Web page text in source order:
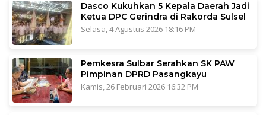
Dasco Kukuhkan 5 Kepala Daerah Jadi
Ketua DPC Gerindra di Rakorda Sulsel
Selasa, 4 Agustus 2026 18:16 PM
Pemkesra Sulbar Serahkan SK PAW
Pimpinan DPRD Pasangkayu
Kamis, 26 Februari 2026 16:32 PM